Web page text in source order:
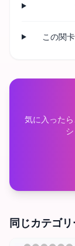
この関
気に入った
同じカテゴ